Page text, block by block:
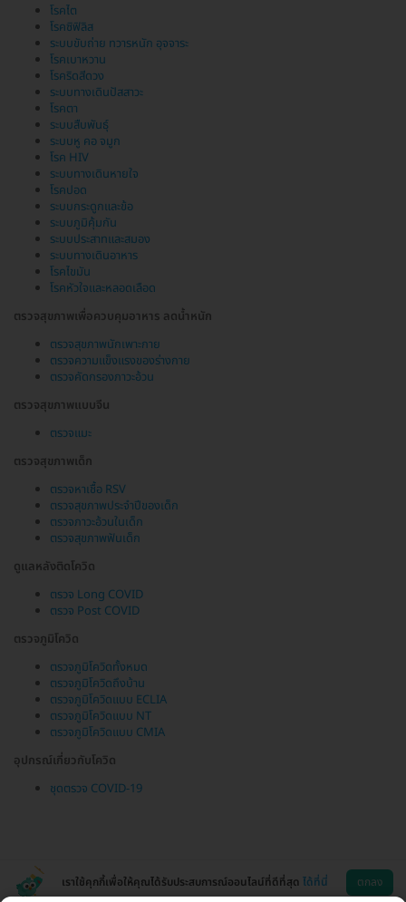
โรคไต
โรคซิฟิลิส
ระบบขับถ่าย ทวารหนัก อุจจาระ
โรคเบาหวาน
โรคริดสีดวง
ระบบทางเดินปัสสาวะ
โรคตา
ระบบสืบพันธุ์
ระบบหู คอ จมูก
โรค HIV
ระบบทางเดินหายใจ
โรคปอด
ระบบกระดูกและข้อ
ระบบภูมิคุ้มกัน
ระบบประสาทและสมอง
ระบบทางเดินอาหาร
โรคไขมัน
โรคหัวใจและหลอดเลือด
ตรวจสุขภาพเพื่อควบคุมอาหาร ลดน้ำหนัก
ตรวจสุขภาพนักเพาะกาย
ตรวจความแข็งแรงของร่างกาย
ตรวจคัดกรองภาวะอ้วน
ตรวจสุขภาพแบบจีน
ตรวจแมะ
ตรวจสุขภาพเด็ก
ตรวจหาเชื้อ RSV
ตรวจสุขภาพประจำปีของเด็ก
ตรวจภาวะอ้วนในเด็ก
ตรวจสุขภาพฟันเด็ก
ดูแลหลังติดโควิด
ตรวจ Long COVID
ตรวจ Post COVID
ตรวจภูมิโควิด
ตรวจภูมิโควิดทั้งหมด
ตรวจภูมิโควิดถึงบ้าน
ตรวจภูมิโควิดแบบ ECLIA
ตรวจภูมิโควิดแบบ NT
ตรวจภูมิโควิดแบบ CMIA
อุปกรณ์เกี่ยวกับโควิด
ชุดตรวจ COVID-19
เราใช้คุกกี้เพื่อให้คุณได้รับประสบการณ์ออนไลน์ที่ดีที่สุด ได้ที่นี่ ตกลง